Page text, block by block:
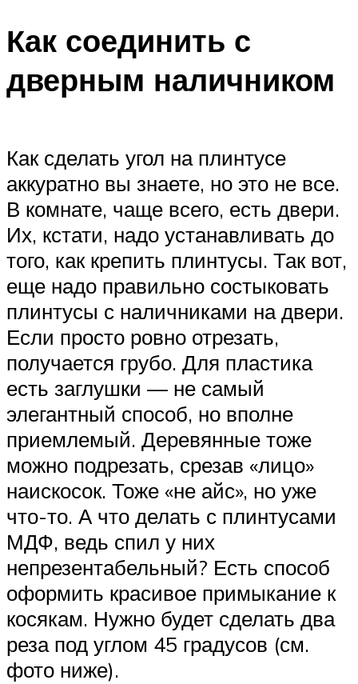
Как соединить с
дверным наличником
Как сделать угол на плинтусе
аккуратно вы знаете, но это не все.
В комнате, чаще всего, есть двери.
Их, кстати, надо устанавливать до
того, как крепить плинтусы. Так вот,
еще надо правильно состыковать
плинтусы с наличниками на двери.
Если просто ровно отрезать,
получается грубо. Для пластика
есть заглушки — не самый
элегантный способ, но вполне
приемлемый. Деревянные тоже
можно подрезать, срезав «лицо»
наискосок. Тоже «не айс», но уже
что-то. А что делать с плинтусами
МДФ, ведь спил у них
непрезентабельный? Есть способ
оформить красивое примыкание к
косякам. Нужно будет сделать два
реза под углом 45 градусов (см.
фото ниже).